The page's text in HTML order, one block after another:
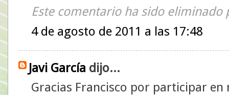
Este comentario ha sido eliminado
4 de agosto de 2011 a las 17:48
Javi García dijo...
Gracias Francisco por participar